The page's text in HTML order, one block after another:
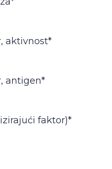
aktivnost*
antigen*
faktor)*